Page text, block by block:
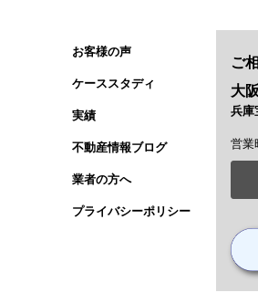
お客様の声
ケーススタディ
実績
不動産情報ブログ
業者の方へ
プライバシーポリシー
ご
大
兵庫
営業